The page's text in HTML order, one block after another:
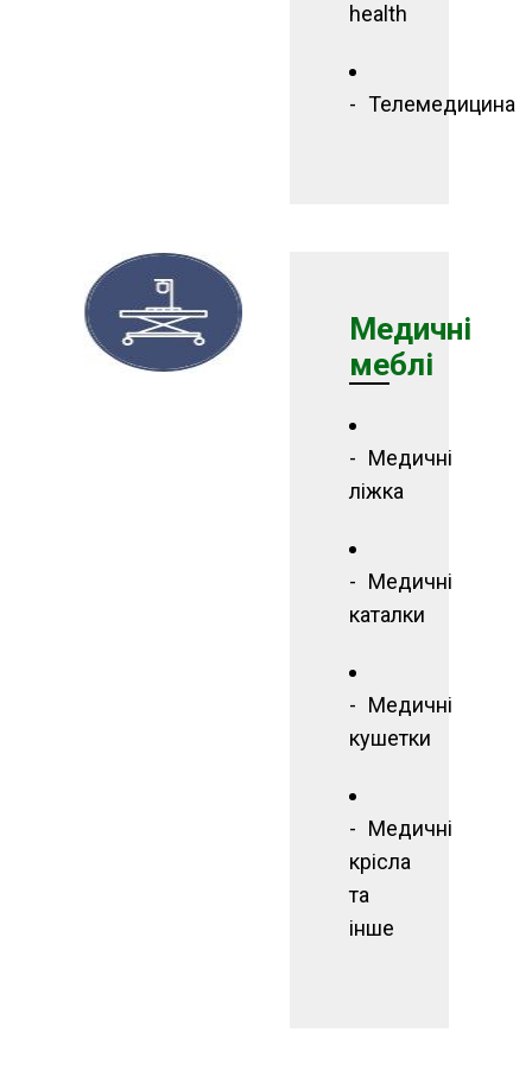
health
Телемедицина
Медичні
меблі
Медичні
ліжка
Медичні
каталки
Медичні
кушетки
Медичні
крісла
та
інше